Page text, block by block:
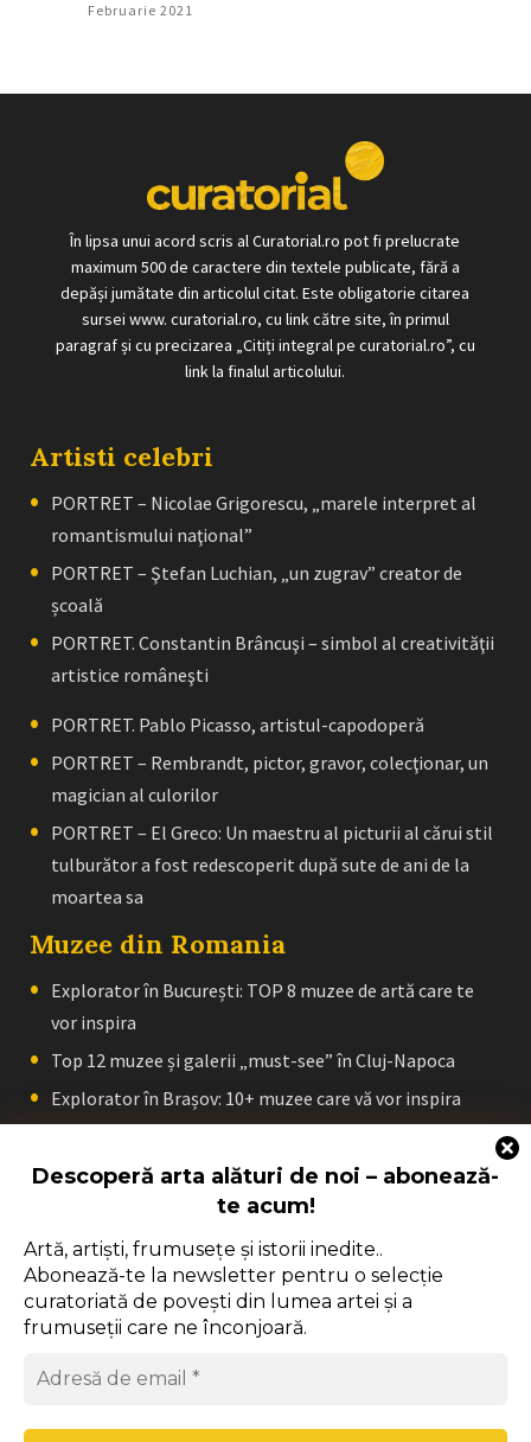
Descoperă arta alături de noi – abonează-
te acum!
Artă, artiști, frumusețe și istorii inedite..
Abonează-te la newsletter pentru o selecție
curatoriată de povești din lumea artei și a
frumuseții care ne înconjoară.
Februarie 2021
În lipsa unui acord scris al Curatorial.ro pot fi prelucrate
maximum 500 de caractere din textele publicate, fără a
depăși jumătate din articolul citat. Este obligatorie citarea
sursei www. curatorial.ro, cu link către site, în primul
paragraf și cu precizarea „Citiți integral pe curatorial.ro”, cu
link la finalul articolului.
Artisti celebri
PORTRET – Nicolae Grigorescu, „marele interpret al
romantismului naţional”
PORTRET – Ştefan Luchian, „un zugrav” creator de
școală
PORTRET. Constantin Brâncuşi – simbol al creativităţii
artistice româneşti
PORTRET. Pablo Picasso, artistul-capodoperă
PORTRET – Rembrandt, pictor, gravor, colecţionar, un
magician al culorilor
PORTRET – El Greco: Un maestru al picturii al cărui stil
tulburător a fost redescoperit după sute de ani de la
moartea sa
Muzee din Romania
Explorator în București: TOP 8 muzee de artă care te
vor inspira
Top 12 muzee și galerii „must-see” în Cluj-Napoca
Explorator în Brașov: 10+ muzee care vă vor inspira
Explorator în Iași: TOP 11 muzee care te vor inspira